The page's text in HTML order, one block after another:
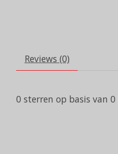
Reviews (0)
0 sterren op basis van 0